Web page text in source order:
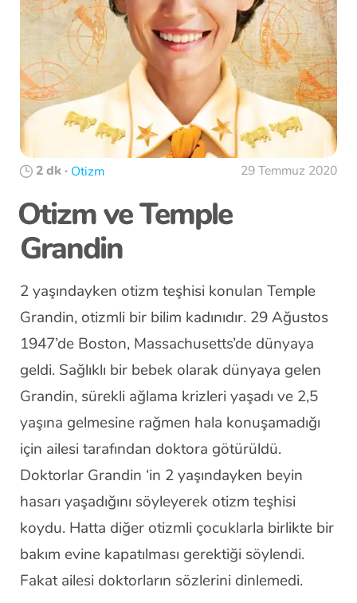
2 dk · Otizm 29 Temmuz 2020
Otizm ve Temple
Grandin
2 yaşındayken otizm teşhisi konulan Temple
Grandin, otizmli bir bilim kadınıdır. 29 Ağustos
1947’de Boston, Massachusetts’de dünyaya
geldi. Sağlıklı bir bebek olarak dünyaya gelen
Grandin, sürekli ağlama krizleri yaşadı ve 2,5
yaşına gelmesine rağmen hala konuşamadığı
için ailesi tarafından doktora götürüldü.
Doktorlar Grandin ‘in 2 yaşındayken beyin
hasarı yaşadığını söyleyerek otizm teşhisi
koydu. Hatta diğer otizmli çocuklarla birlikte bir
bakım evine kapatılması gerektiği söylendi.
Fakat ailesi doktorların sözlerini dinlemedi.